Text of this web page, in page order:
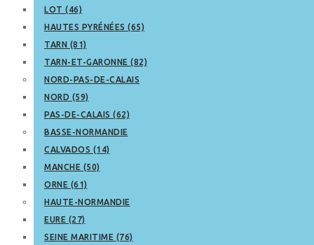
LOT (46)
HAUTES PYRÉNÉES (65)
TARN (81)
TARN-ET-GARONNE (82)
NORD-PAS-DE-CALAIS
NORD (59)
PAS-DE-CALAIS (62)
BASSE-NORMANDIE
CALVADOS (14)
MANCHE (50)
ORNE (61)
HAUTE-NORMANDIE
EURE (27)
SEINE MARITIME (76)